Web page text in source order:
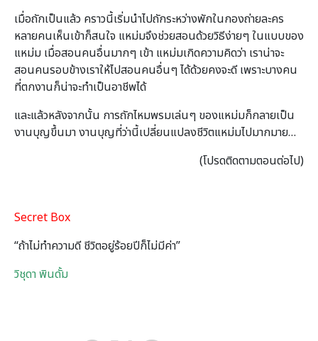
เมื่อถักเป็นแล้ว คราวนี้เริ่มนำไปถักระหว่างพักในกองถ่ายละคร
หลายคนเห็นเข้าก็สนใจ แหม่มจึงช่วยสอนด้วยวิธีง่ายๆ ในแบบของ
แหม่ม เมื่อสอนคนอื่นมากๆ เข้า แหม่มเกิดความคิดว่า เราน่าจะ
สอนคนรอบข้างเราให้ไปสอนคนอื่นๆ ได้ด้วยคงจะดี เพราะบางคน
ที่ตกงานก็น่าจะทำเป็นอาชีพได้
และแล้วหลังจากนั้น การถักไหมพรมเล่นๆ ของแหม่มก็กลายเป็น
งานบุญขึ้นมา งานบุญที่ว่านี้เปลี่ยนแปลงชีวิตแหม่มไปมากมาย…
(โปรดติดตามตอนต่อไป)
Secret Box
“ถ้าไม่ทำความดี ชีวิตอยู่ร้อยปีก็ไม่มีค่า”
วิชุดา พินดั้ม